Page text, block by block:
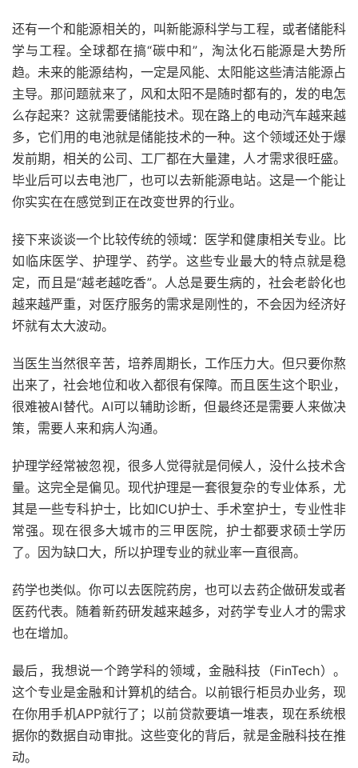
还有一个和能源相关的，叫新能源科学与工程，或者储能科
学与工程。全球都在搞“碳中和”，淘汰化石能源是大势所
趋。未来的能源结构，一定是风能、太阳能这些清洁能源占
主导。那问题就来了，风和太阳不是随时都有的，发的电怎
么存起来？这就需要储能技术。现在路上的电动汽车越来越
多，它们用的电池就是储能技术的一种。这个领域还处于爆
发前期，相关的公司、工厂都在大量建，人才需求很旺盛。
毕业后可以去电池厂，也可以去新能源电站。这是一个能让
你实实在在感觉到正在改变世界的行业。
接下来谈谈一个比较传统的领域：医学和健康相关专业。比
如临床医学、护理学、药学。这些专业最大的特点就是稳
定，而且是“越老越吃香”。人总是要生病的，社会老龄化也
越来越严重，对医疗服务的需求是刚性的，不会因为经济好
坏就有太大波动。
当医生当然很辛苦，培养周期长，工作压力大。但只要你熬
出来了，社会地位和收入都很有保障。而且医生这个职业，
很难被AI替代。AI可以辅助诊断，但最终还是需要人来做决
策，需要人来和病人沟通。
护理学经常被忽视，很多人觉得就是伺候人，没什么技术含
量。这完全是偏见。现代护理是一套很复杂的专业体系，尤
其是一些专科护士，比如ICU护士、手术室护士，专业性非
常强。现在很多大城市的三甲医院，护士都要求硕士学历
了。因为缺口大，所以护理专业的就业率一直很高。
药学也类似。你可以去医院药房，也可以去药企做研发或者
医药代表。随着新药研发越来越多，对药学专业人才的需求
也在增加。
最后，我想说一个跨学科的领域，金融科技（FinTech）。
这个专业是金融和计算机的结合。以前银行柜员办业务，现
在你用手机APP就行了；以前贷款要填一堆表，现在系统根
据你的数据自动审批。这些变化的背后，就是金融科技在推
动。